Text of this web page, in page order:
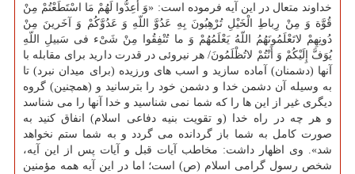
خداوند متعال در این آیه فرموده است: «وَ أَعِدُّوا لَهُمْ مَا اسْتَطَعْتُمْ مِنْ
قُوَّة وَ مِنْ رِباطِ الْخَیْلِ تُرْهِبُونَ بِهِ عَدُوَّ اللّهِ وَ عَدُوَّكُمْ وَ آخَرینَ مِنْ
دُونِهِمْ لاتَعْلَمُونَهُمُ اللّهُ یَعْلَمُهُمْ وَ ما تُنْفِقُوا مِنْ شَیْء فی سَبیلِ اللّهِ
یُوَفَّ إِلَیْكُمْ وَ أَنْتُمْ لاتُظْلَمُونَ/ هر نیروئی در قدرت دارید برای مقابله با
آنها (دشمنان) آماده سازید و اسب های ورزیده (برای میدان نبرد) تا
به وسیله آن دشمن خدا و دشمن خود را بترسانید و (همچنین) گروه
دیگری غیر از این ها را كه شما نمی شناسید و خدا آنها را می شناسد
و هر چه در راه خدا (و تقویت بنیه دفاعی اسلام) انفاق كنید به
صورت كامل به شما باز گردانده می گردد و به شما ستم نخواهد
شد». وی اظهار داشت: مخاطب آیات قبل و آیات پس از این آیه،
شخص رسول گرامی اسلام (ص) است؛ اما در این آیه همه مؤمنین